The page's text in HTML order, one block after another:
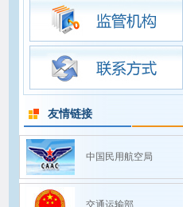
友情链接
中国民用航空局
交通运输部